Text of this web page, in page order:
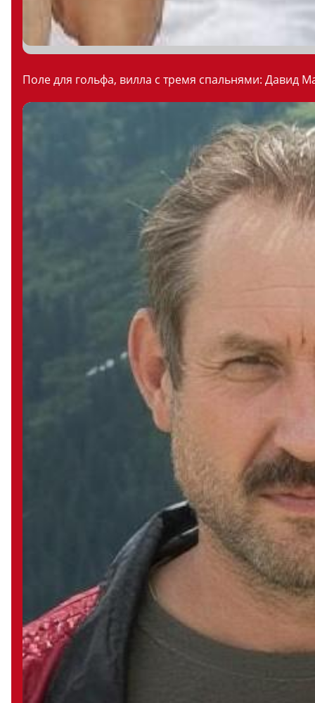
Поле для гольфа, вилла с тремя спальнями: Давид